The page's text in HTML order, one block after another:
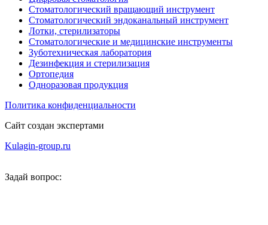
Стоматологический вращающий инструмент
Стоматологический эндоканальный инструмент
Лотки, стерилизаторы
Стоматологические и медицинские инструменты
Зуботехническая лаборатория
Дезинфекция и стерилизация
Ортопедия
Одноразовая продукция
Политика конфиденциальности
Сайт создан экспертами
Kulagin-group.ru
Задай вопрос: